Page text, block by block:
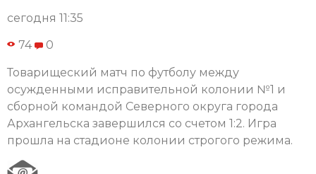
сегодня 11:35
74 0
Товарищеский матч по футболу между
осужденными исправительной колонии №1 и
сборной командой Северного округа города
Архангельска завершился со счетом 1:2. Игра
прошла на стадионе колонии строгого режима.